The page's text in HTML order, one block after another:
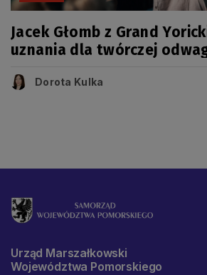
Jacek Głomb z Grand
uznania dla twórczej
Dorota Kulka
Urząd Marszałkowski
Województwa Pomorskiego